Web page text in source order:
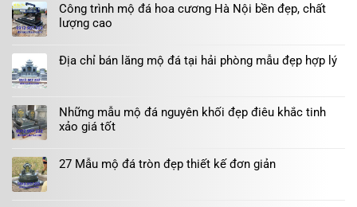
Công trình mộ đá hoa cương Hà Nội bền đẹp, chất
lượng cao
Địa chỉ bán lăng mộ đá tại hải phòng mẫu đẹp hợp lý
Những mẫu mộ đá nguyên khối đẹp điêu khắc tinh
xảo giá tốt
27 Mẫu mộ đá tròn đẹp thiết kế đơn giản